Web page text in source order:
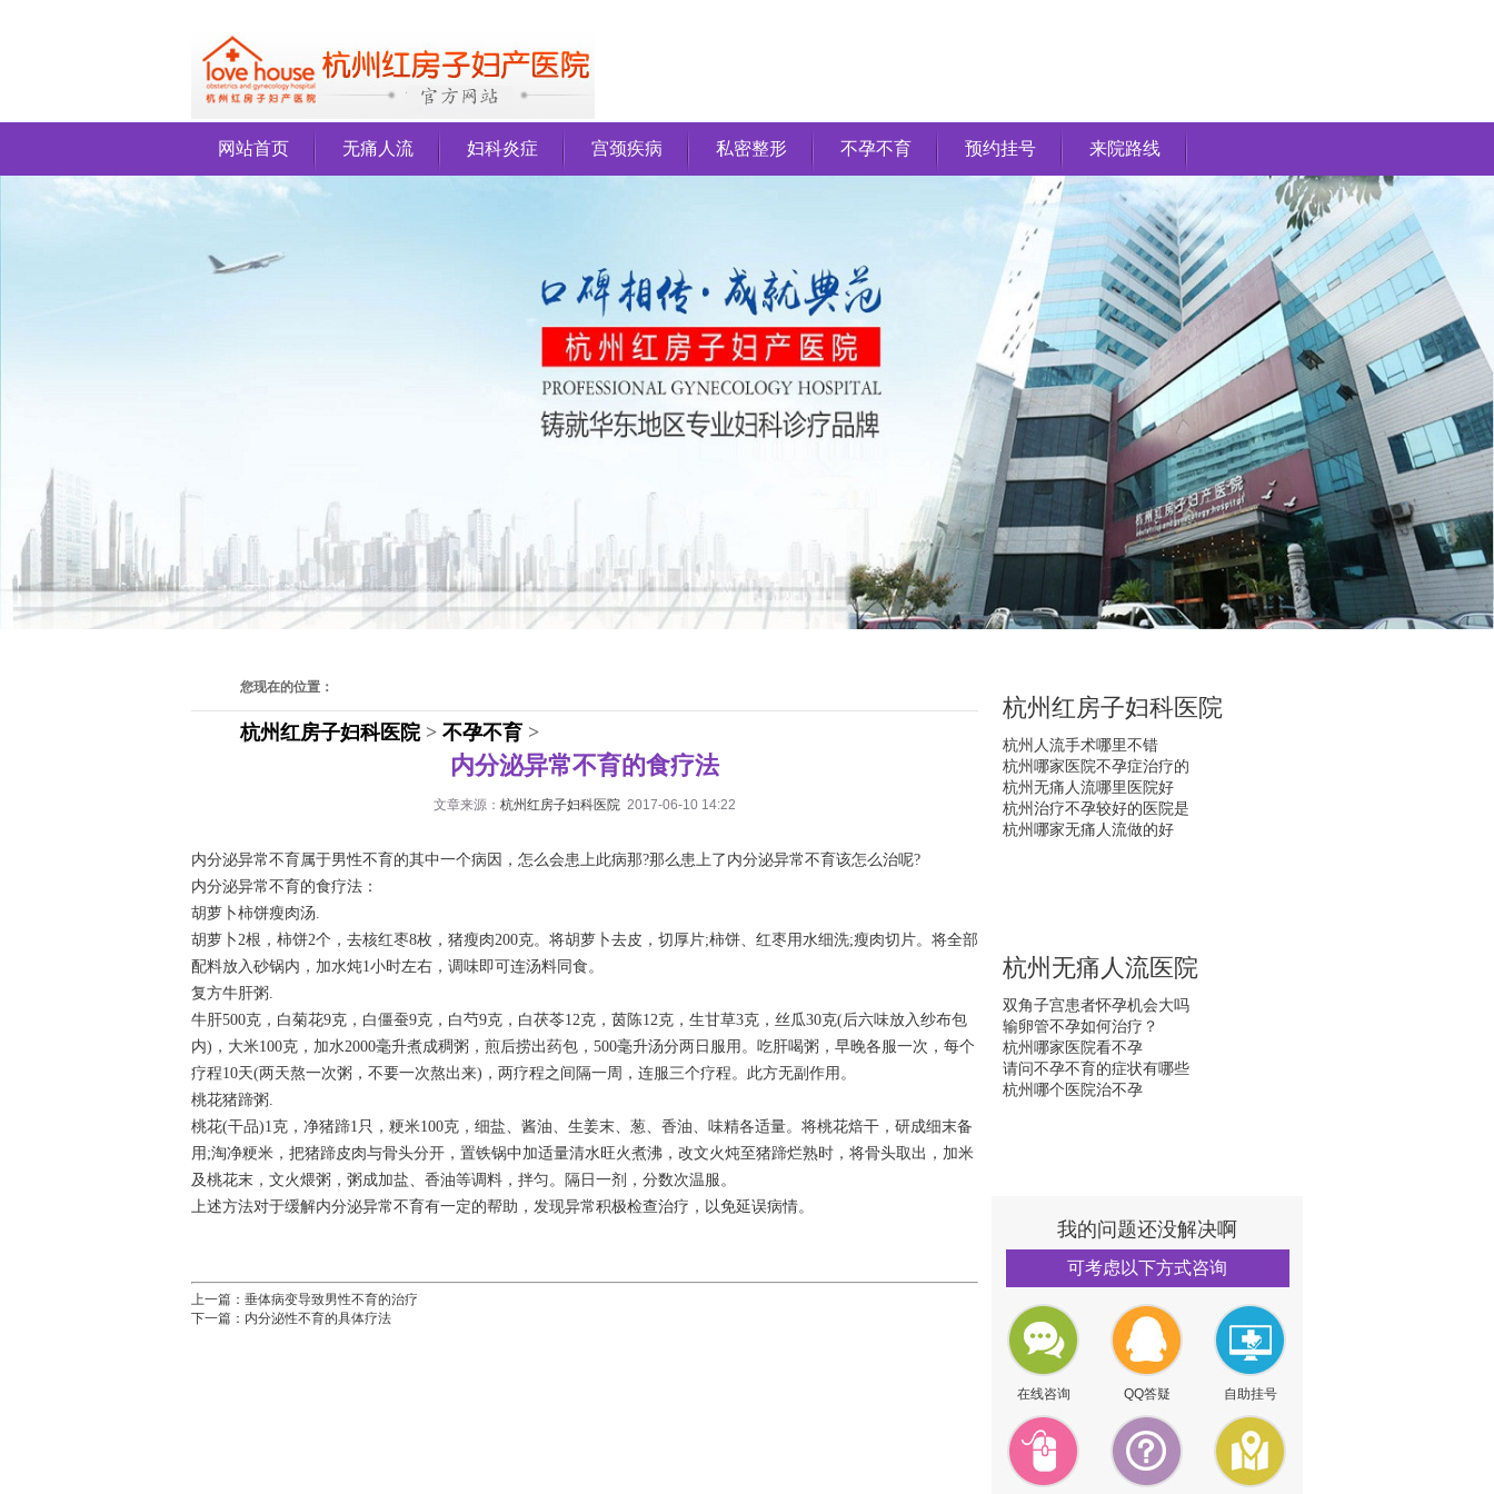
网站首页 无痛人流 妇科炎症 宫颈疾病 私密整形 不孕不育 预约挂号 来院路线
您现在的位置：
杭州红房子妇科医院> 不孕不育 >
内分泌异常不育的食疗法
文章来源： 杭州红房子妇科医院 2017-06-10 14:22
内分泌异常不育属于男性不育的其中一个病因，怎么会患上此病那?那么患上了内分泌异常不育该怎么治呢?
内分泌异常不育的食疗法：
胡萝卜柿饼瘦肉汤.
胡萝卜2根，柿饼2个，去核红枣8枚，猪瘦肉200克。将胡萝卜去皮，切厚片;柿饼、红枣用水细洗;瘦肉切片。将全部
配料放入砂锅内，加水炖1小时左右，调味即可连汤料同食。
复方牛肝粥.
牛肝500克，白菊花9克，白僵蚕9克，白芍9克，白茯苓12克，茵陈12克，生甘草3克，丝瓜30克(后六味放入纱布包
内)，大米100克，加水2000毫升煮成稠粥，煎后捞出药包，500毫升汤分两日服用。吃肝喝粥，早晚各服一次，每个
疗程10天(两天熬一次粥，不要一次熬出来)，两疗程之间隔一周，连服三个疗程。此方无副作用。
桃花猪蹄粥.
桃花(干品)1克，净猪蹄1只，粳米100克，细盐、酱油、生姜末、葱、香油、味精各适量。将桃花焙干，研成细末备
用;淘净粳米，把猪蹄皮肉与骨头分开，置铁锅中加适量清水旺火煮沸，改文火炖至猪蹄烂熟时，将骨头取出，加米
及桃花末，文火煨粥，粥成加盐、香油等调料，拌匀。隔日一剂，分数次温服。
上述方法对于缓解内分泌异常不育有一定的帮助，发现异常积极检查治疗，以免延误病情。
上一篇： 垂体病变导致男性不育的治疗
下一篇： 内分泌性不育的具体疗法
杭州红房子妇科医院
杭州人流手术哪里不错
杭州哪家医院不孕症治疗的
杭州无痛人流哪里医院好
杭州治疗不孕较好的医院是
杭州哪家无痛人流做的好
杭州无痛人流医院
双角子宫患者怀孕机会大吗
输卵管不孕如何治疗？
杭州哪家医院看不孕
请问不孕不育的症状有哪些
杭州哪个医院治不孕
我的问题还没解决啊
可考虑以下方式咨询
在线咨询 QQ答疑 自助挂号